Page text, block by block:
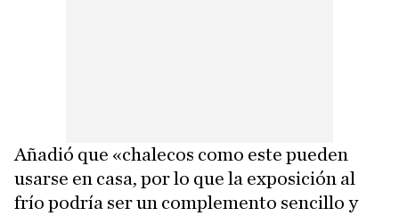
Añadió que «chalecos como este pueden
usarse en casa, por lo que la exposición al
frío podría ser un complemento sencillo y